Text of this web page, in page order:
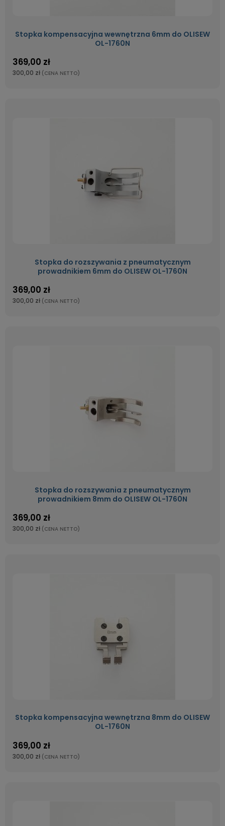
Stopka kompensacyjna wewnętrzna 6mm do OLISEW
OL-1760N
369,00 zł
300,00 zł (CENA NETTO)
Stopka do rozszywania z pneumatycznym
prowadnikiem 6mm do OLISEW OL-1760N
369,00 zł
300,00 zł (CENA NETTO)
Stopka do rozszywania z pneumatycznym
prowadnikiem 8mm do OLISEW OL-1760N
369,00 zł
300,00 zł (CENA NETTO)
Stopka kompensacyjna wewnętrzna 8mm do OLISEW
OL-1760N
369,00 zł
300,00 zł (CENA NETTO)